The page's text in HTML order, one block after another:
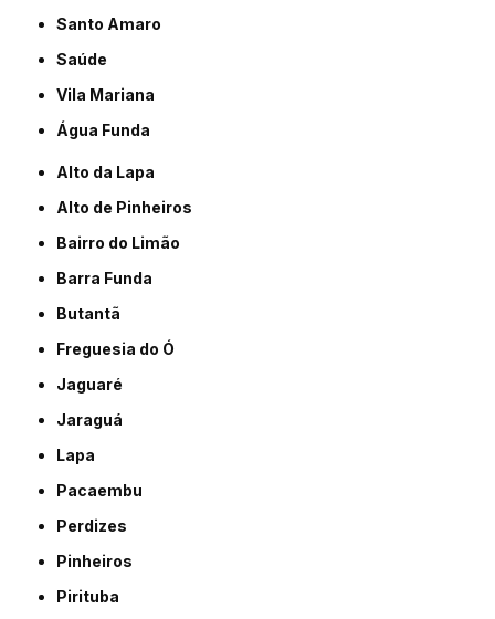
Santo Amaro
Saúde
Vila Mariana
Água Funda
Alto da Lapa
Alto de Pinheiros
Bairro do Limão
Barra Funda
Butantã
Freguesia do Ó
Jaguaré
Jaraguá
Lapa
Pacaembu
Perdizes
Pinheiros
Pirituba